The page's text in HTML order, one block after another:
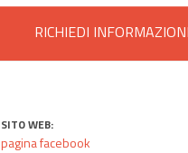
RICHIEDI INFORMAZIONI
SITO WEB:
pagina facebook